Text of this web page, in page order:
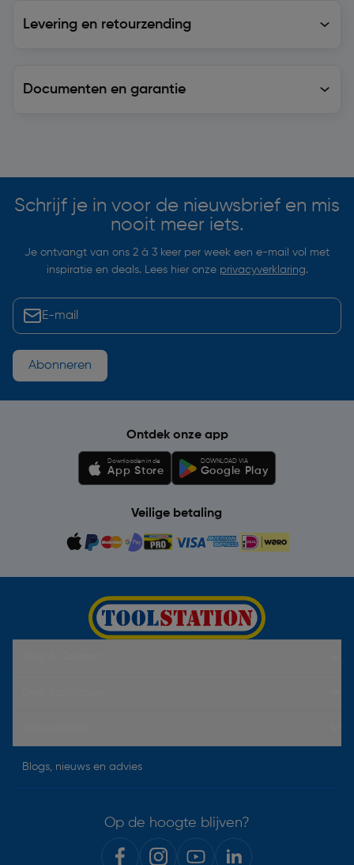
Levering en retourzending
Documenten en garantie
Schrijf je in voor de nieuwsbrief en mis
nooit meer iets.
Je ontvangt van ons 2 à 3 keer per week een e-mail vol met
inspiratie en deals. Lees hier onze privacyverklaring.
Abonneren
Ontdek onze app
Downloaden in de
App Store
DOWNLOAD VIA
Google Play
Veilige betaling
Blogs, nieuws en advies
Op de hoogte blijven?